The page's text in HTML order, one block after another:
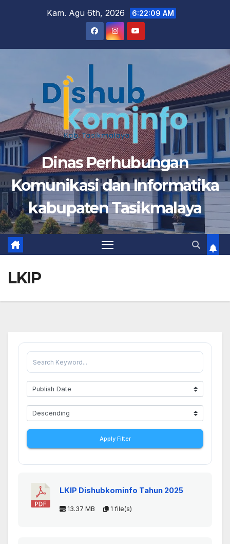
Kam. Agu 6th, 2026 6:22:09 AM
Dinas Perhubungan
Komunikasi dan Informatika
kabupaten Tasikmalaya
LKIP
Apply Filter
LKIP Dishubkominfo Tahun 2025
13.37 MB 1 file(s)